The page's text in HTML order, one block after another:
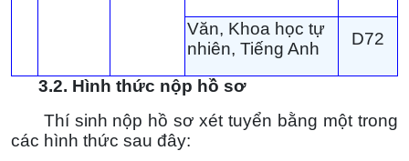
Văn, Khoa học tự
nhiên, Tiếng Anh
D72
3.2. Hình thức nộp hồ sơ
Thí sinh nộp hồ sơ xét tuyển bằng một trong
các hình thức sau đây: